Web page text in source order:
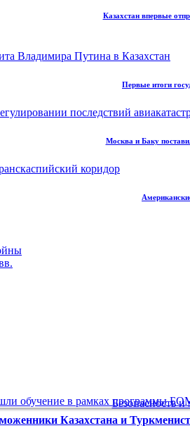
Казахстан впервые
Первые итоги
Москва и Баку
Безопасность
Казахстана и